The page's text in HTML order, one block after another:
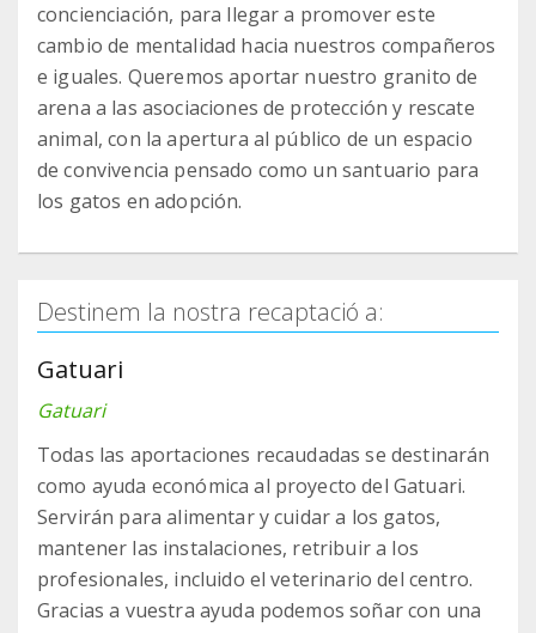
concienciación, para llegar a promover este
cambio de mentalidad hacia nuestros compañeros
e iguales. Queremos aportar nuestro granito de
arena a las asociaciones de protección y rescate
animal, con la apertura al público de un espacio
de convivencia pensado como un santuario para
los gatos en adopción.
Destinem la nostra recaptació a:
Gatuari
Gatuari
Todas las aportaciones recaudadas se destinarán
como ayuda económica al proyecto del Gatuari.
Servirán para alimentar y cuidar a los gatos,
mantener las instalaciones, retribuir a los
profesionales, incluido el veterinario del centro.
Gracias a vuestra ayuda podemos soñar con una